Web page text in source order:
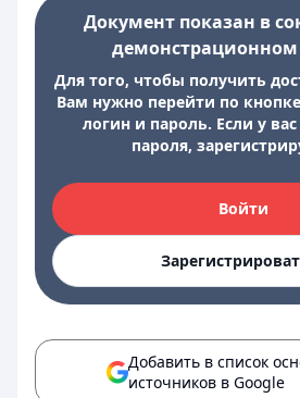
Документ показан в
Для того, чтобы получить
Вам нужно перейти по
логин и пароль. Если у
пароля,
Войти
Добавить в список
источников в Google